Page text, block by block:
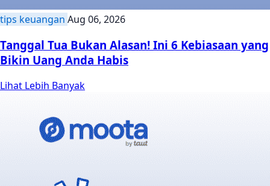
tips keuangan Aug 06, 2026
Tanggal Tua Bukan Alasan! Ini 6 Kebiasaan yang
Bikin Uang Anda Habis
Lihat Lebih Banyak